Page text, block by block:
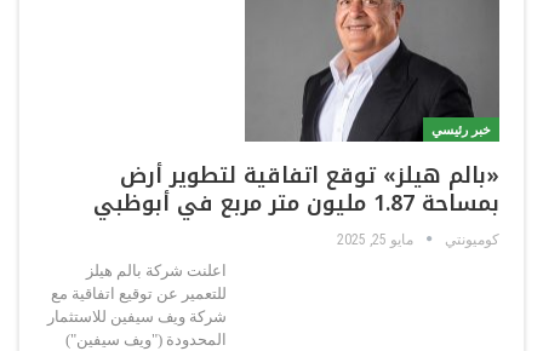
خبر رئيسي
«بالم هيلز» توقع اتفاقية لتطوير أرض
بمساحة 1.87 مليون متر مربع في أبوظبي
كوميونتي مايو 25, 2025
اعلنت شركة بالم هيلز
للتعمير عن توقيع اتفاقية مع
شركة ويف سيفين للاستثمار
المحدودة ("ويف سيفين")